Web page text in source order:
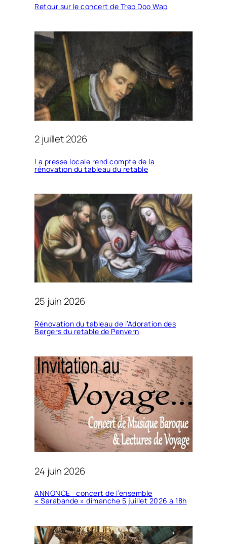
Retour sur le concert de Treb Doo Wap
2 juillet 2026
La presse locale rend compte de la
rénovation du tableau du retable
25 juin 2026
Rénovation du tableau de l’Adoration des
Bergers du retable de Penvern
24 juin 2026
ANNONCE : concert de l’ensemble
« Sarabande » dimanche 5 juillet 2026 à 18h